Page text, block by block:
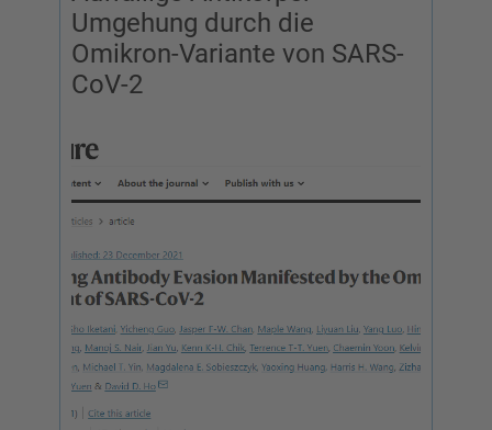
Umgehung durch die
Omikron-Variante von SARS-
CoV-2